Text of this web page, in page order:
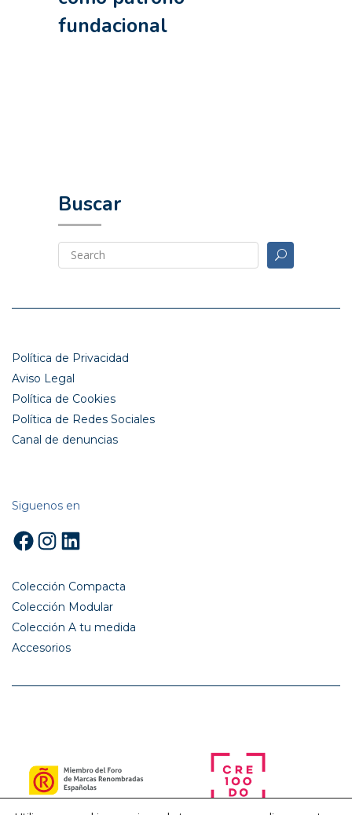
fundacional
Buscar
Política de Privacidad
Aviso Legal
Política de Cookies
Política de Redes Sociales
Canal de denuncias
Siguenos en
Facebook
Instagram
LinkedIn
Colección Compacta
Colección Modular
Colección A tu medida
Accesorios